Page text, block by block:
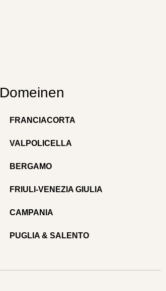
Domeinen
FRANCIACORTA
VALPOLICELLA
BERGAMO
FRIULI-VENEZIA GIULIA
CAMPANIA
PUGLIA & SALENTO